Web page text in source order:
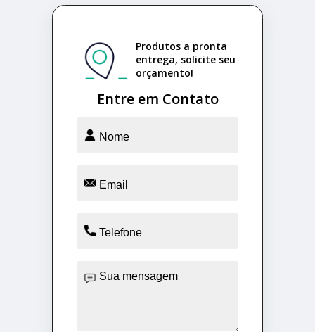
Entre em Contato
Produtos a pronta
entrega, solicite seu
orçamento!